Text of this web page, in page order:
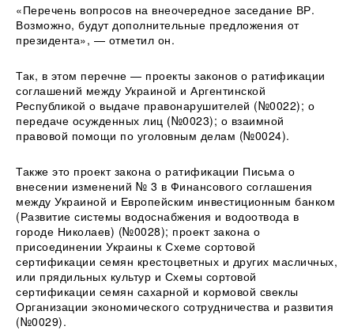
«Перечень вопросов на внеочередное заседание ВР.
Возможно, будут дополнительные предложения от
президента», — отметил он.
Так, в этом перечне — проекты законов о ратификации
соглашений между Украиной и Аргентинской
Республикой о выдаче правонарушителей (№0022); о
передаче осужденных лиц (№0023); о взаимной
правовой помощи по уголовным делам (№0024).
Также это проект закона о ратификации Письма о
внесении изменений № 3 в Финансового соглашения
между Украиной и Европейским инвестиционным банком
(Развитие системы водоснабжения и водоотвода в
городе Николаев) (№0028); проект закона о
присоединении Украины к Схеме сортовой
сертификации семян крестоцветных и других масличных,
или прядильных культур и Схемы сортовой
сертификации семян сахарной и кормовой свеклы
Организации экономического сотрудничества и развития
(№0029).